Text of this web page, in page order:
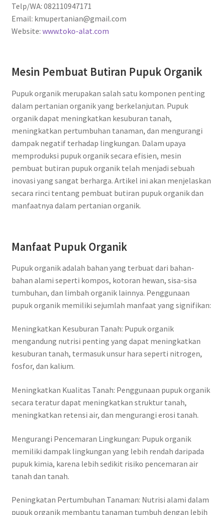
Telp/WA: 082110947171
Email: kmupertanian@gmail.com
Website: www.toko-alat.com
Mesin Pembuat Butiran Pupuk Organik
Pupuk organik merupakan salah satu komponen penting
dalam pertanian organik yang berkelanjutan. Pupuk
organik dapat meningkatkan kesuburan tanah,
meningkatkan pertumbuhan tanaman, dan mengurangi
dampak negatif terhadap lingkungan. Dalam upaya
memproduksi pupuk organik secara efisien, mesin
pembuat butiran pupuk organik telah menjadi sebuah
inovasi yang sangat berharga. Artikel ini akan menjelaskan
secara rinci tentang pembuat butiran pupuk organik dan
manfaatnya dalam pertanian organik.
Manfaat Pupuk Organik
Pupuk organik adalah bahan yang terbuat dari bahan-
bahan alami seperti kompos, kotoran hewan, sisa-sisa
tumbuhan, dan limbah organik lainnya. Penggunaan
pupuk organik memiliki sejumlah manfaat yang signifikan:
Meningkatkan Kesuburan Tanah: Pupuk organik
mengandung nutrisi penting yang dapat meningkatkan
kesuburan tanah, termasuk unsur hara seperti nitrogen,
fosfor, dan kalium.
Meningkatkan Kualitas Tanah: Penggunaan pupuk organik
secara teratur dapat meningkatkan struktur tanah,
meningkatkan retensi air, dan mengurangi erosi tanah.
Mengurangi Pencemaran Lingkungan: Pupuk organik
memiliki dampak lingkungan yang lebih rendah daripada
pupuk kimia, karena lebih sedikit risiko pencemaran air
tanah dan tanah.
Peningkatan Pertumbuhan Tanaman: Nutrisi alami dalam
pupuk organik membantu tanaman tumbuh dengan lebih